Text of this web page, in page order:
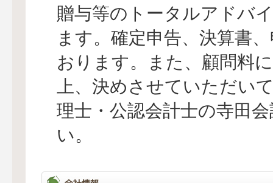
贈与等のトータルアドバ
ます。確定申告、決算書
おります。また、顧問料
上、決めさせていただい
理士・公認会計士の寺田
い。